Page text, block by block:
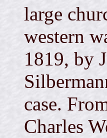
large
western
1819, by
case.
Charles